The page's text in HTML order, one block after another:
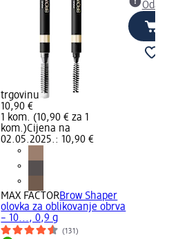
trgovinu
10,90 €
1 kom. (10,90 € za 1
kom.)Cijena na
02.05.2025.: 10,90 €
MAX FACTORBrow Shaper
olovka za oblikovanje obrva
– 10..., 0,9 g
(131)